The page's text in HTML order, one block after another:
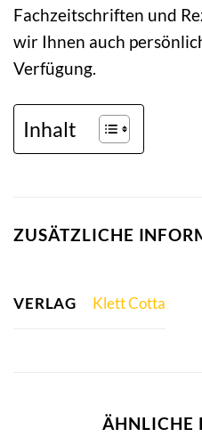
Fachzeitschriften und
wir Ihnen auch
Verfügung.
Inhalt
ZUSÄTZLICHE
VERLAG Klett Cotta
ÄHNLICHE